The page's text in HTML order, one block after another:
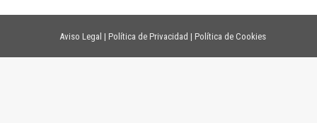
Aviso Legal | Política de Privacidad | Política de Cookies